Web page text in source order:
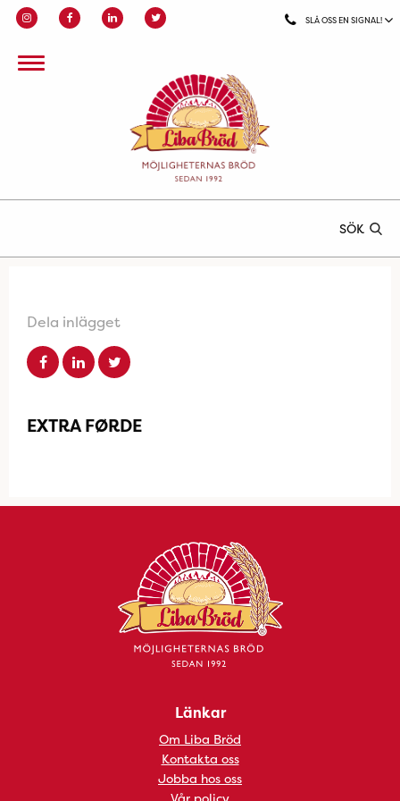
SLÅ OSS EN SIGNAL!
SÖK
Dela inlägget
EXTRA FØRDE
Länkar
Om Liba Bröd
Kontakta oss
Jobba hos oss